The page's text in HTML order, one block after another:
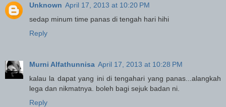
Unknown April 17, 2013 at 10:20 PM
sedap minum time panas di tengah hari hihi
Reply
Murni Alfathunnisa April 17, 2013 at 10:28 PM
kalau la dapat yang ini di tengahari yang panas...alangkah
lega dan nikmatnya. boleh bagi sejuk badan ni.
Reply